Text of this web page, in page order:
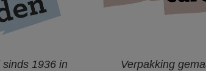
1936 in
Verpakking